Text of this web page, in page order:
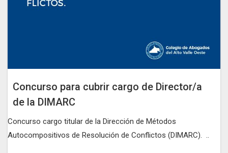
Concurso para cubrir cargo de Director/a
de la DIMARC
Concurso cargo titular de la Dirección de Métodos
Autocompositivos de Resolución de Conflictos (DIMARC). ..